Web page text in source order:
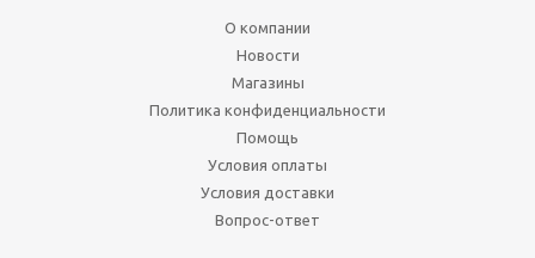
О компании
Новости
Магазины
Политика конфиденциальности
Помощь
Условия оплаты
Условия доставки
Вопрос-ответ